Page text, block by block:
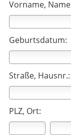
Vorname,
Geburtsdatum:
Straße, Hausnr.:
PLZ, Ort: